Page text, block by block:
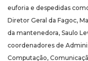
euforia e despedidas
Diretor Geral da Fagoc,
da mantenedora, Saulo
coordenadores de
Computação,